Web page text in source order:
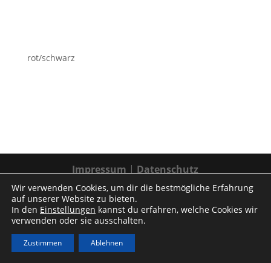
rot/schwarz
Impressum | Datenschutz
Wir verwenden Cookies, um dir die bestmögliche Erfahrung
auf unserer Website zu bieten.
In den Einstellungen kannst du erfahren, welche Cookies wir
verwenden oder sie ausschalten.
Zustimmen Ablehnen